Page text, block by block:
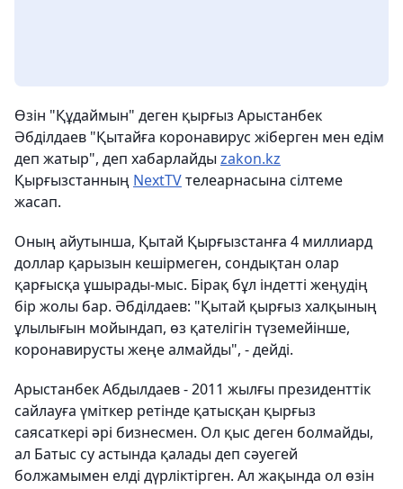
Өзін "Құдаймын" деген қырғыз Арыстанбек
Әбділдаев "Қытайға коронавирус жіберген мен едім
деп жатыр", деп хабарлайды zakon.kz
Қырғызстанның NextTVтелеарнасына сілтеме
жасап.
Оның айутынша, Қытай Қырғызстанға 4 миллиард
доллар қарызын кешірмеген, сондықтан олар
қарғысқа ұшырады-мыс. Бірақ бұл індетті жеңудің
бір жолы бар. Әбділдаев: "Қытай қырғыз халқының
ұлылығын мойындап, өз қателігін түземейінше,
коронавирусты жеңе алмайды", - дейді.
Арыстанбек Абдылдаев - 2011 жылғы президенттік
сайлауға үміткер ретінде қатысқан қырғыз
саясаткері әрі бизнесмен. Ол қыс деген болмайды,
ал Батыс су астында қалады деп сәуегей
болжамымен елді дүрліктірген. Ал жақында ол өзін